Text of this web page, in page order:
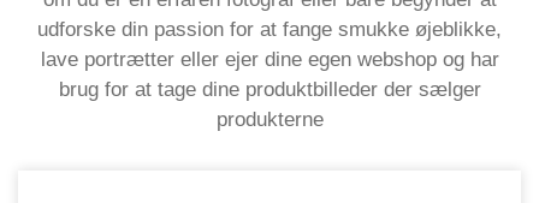
udforske din passion for at fange smukke øjeblikke,
lave portrætter eller ejer dine egen webshop og har
brug for at tage dine produktbilleder der sælger
produkterne